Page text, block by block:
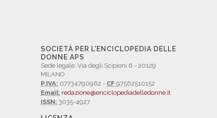
SOCIETÀ PER L'ENCICLOPEDIA DELLE
DONNE APS
Sede legale: Via degli Scipioni 6 - 20129
MILANO
P.IVA: 07734790962 - CF 97562510152
Email: redazione@enciclopediadelledonne.it
ISSN: 3035-4927